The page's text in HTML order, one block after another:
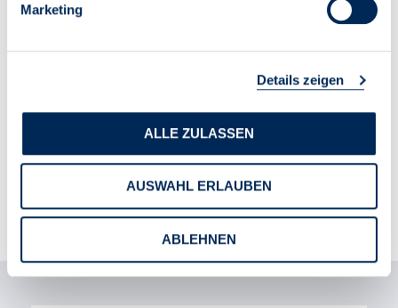
Marketing
Details zeigen
ALLE ZULASSEN
AUSWAHL ERLAUBEN
ABLEHNEN
Kontakt
Barckhausstraße 12-14
60325 Frankfurt am Main
T 069 989 7286 50
contact@westbridge-advisory.com